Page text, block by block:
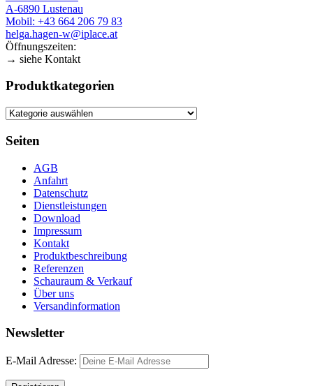
A-6890 Lustenau
Mobil: +43 664 206 79 83
helga.hagen-w@iplace.at
Öffnungszeiten:
→ siehe Kontakt
Produktkategorien
Seiten
AGB
Anfahrt
Datenschutz
Dienstleistungen
Download
Impressum
Kontakt
Produktbeschreibung
Referenzen
Schauraum & Verkauf
Über uns
Versandinformation
Newsletter
E-Mail Adresse: